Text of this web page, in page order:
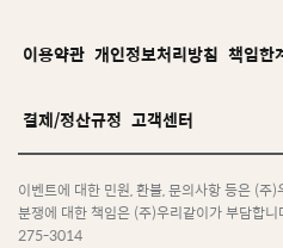
기
이용약관 개인정보처리방침 책임한
결제/정산규정 고객센터
이벤트에 대한 민원, 환불, 문의사항 등은 (주
분쟁에 대한 책임은 (주)우리같이가 부담합
275-3014